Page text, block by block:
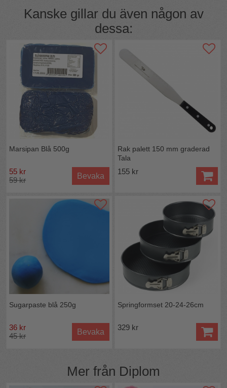
Kobia Diplom marzipan är mycket uppskattad och
används flitigt av konditorer i hela Norden.
glukossirap, sorbitol, vatten, sirap, stabiliseringsmedel
(E418 och invertas), konserveringsmedel (E202), arom,
färgämne (E120 och E131)
VERSALER anger allergen ingrediens.
Näringsvärde per 100g:
Energi 1722 kJ 407,00 kcal, Fett 11,1g Varav mättat 0,8g
Varav enkelomättat 0g Varav fleromättat 0g, Kolhydrater
75,1g Varav sockerarter 65,7g Kostfiber 0g, Protein 4,5g,
Salt 0g.
Vikt:2,5kg
Tillverkad i Sverige
den verkliga.
Kanske gillar du även någon av
dessa:
Marsipan Blå 500g
55 kr
59 kr
Bevaka
Rak palett 150 mm graderad
Tala
155 kr
Sugarpaste blå 250g
36 kr
45 kr
Bevaka
Springformset 20-24-26cm
329 kr
Mer från Diplom